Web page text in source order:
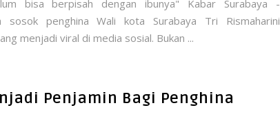
bisa berpisah dengan ibunya" Kabar Surabaya -
sosok penghina Wali kota Surabaya Tri Rismaharini
menjadi viral di media sosial. Bukan ...
Penjamin Bagi Penghina